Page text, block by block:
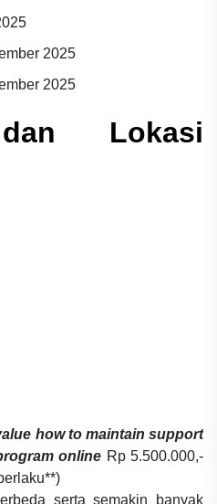
2025
2025
Lokasi
how to maintain support
online Rp 5.500.000,-
serta semakin banyak